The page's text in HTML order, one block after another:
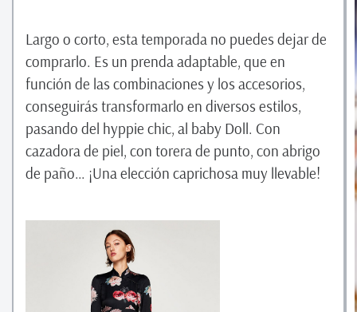
Largo o corto, esta temporada no puedes dejar de
comprarlo. Es un prenda adaptable, que en
función de las combinaciones y los accesorios,
conseguirás transformarlo en diversos estilos,
pasando del hyppie chic, al baby Doll. Con
cazadora de piel, con torera de punto, con abrigo
de paño… ¡Una elección caprichosa muy llevable!